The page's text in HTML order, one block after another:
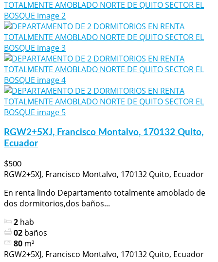
RGW2+5XJ, Francisco Montalvo, 170132 Quito,
Ecuador
$500
RGW2+5XJ, Francisco Montalvo, 170132 Quito, Ecuador
En renta lindo Departamento totalmente amoblado de
dos dormitorios,dos baños...
2 hab
02 baños
80 m²
RGW2+5XJ, Francisco Montalvo, 170132 Quito, Ecuador